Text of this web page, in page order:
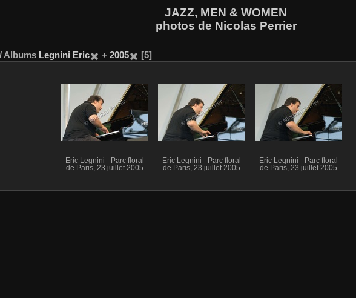
JAZZ, MEN & WOMEN
photos de Nicolas Perrier
/ Albums Legnini Eric + 2005 5
Eric Legnini - Parc floral
de Paris, 23 juillet 2005
Eric Legnini - Parc floral
de Paris, 23 juillet 2005
Eric Legnini - Parc floral
de Paris, 23 juillet 2005